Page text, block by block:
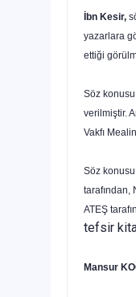
İbn Kesir,
yazarlara
ettiği
Söz konusu
verilmiştir.
Vakfı
Söz
tarafından,
ATEŞ
tefsir
Mansur